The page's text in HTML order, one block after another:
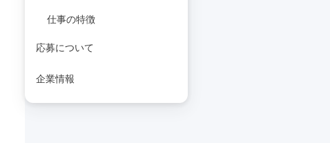
仕事の特徴
応募について
企業情報